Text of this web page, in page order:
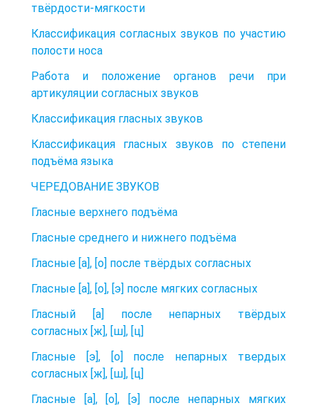
твёрдости-мягкости
Классификация согласных звуков по участию
полости носа
Работа и положение органов речи при
артикуляции согласных звуков
Классификация гласных звуков
Классификация гласных звуков по степени
подъёма языка
ЧЕРЕДОВАНИЕ ЗВУКОВ
Гласные верхнего подъёма
Гласные среднего и нижнего подъёма
Гласные [а], [о] после твёрдых согласных
Гласные [а], [о], [э] после мягких согласных
Гласный [а] после непарных твёрдых
согласных [ж], [ш], [ц]
Гласные [э], [о] после непарных твердых
согласных [ж], [ш], [ц]
Гласные [а], [о], [э] после непарных мягких